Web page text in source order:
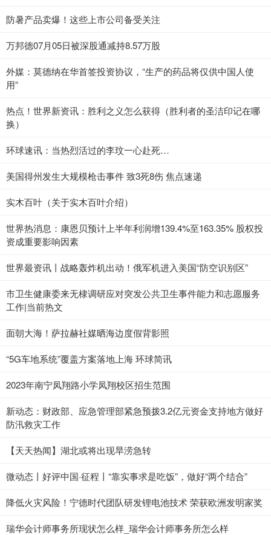
防暑产品卖爆！这些上市公司备受关注
万邦德07月05日被深股通减持8.57万股
外媒：莫德纳在华首签投资协议，“生产的药品将仅供中国人使
用”
热点！世界新资讯：胜利之义怎么获得（胜利者的圣洁印记在哪
换）
环球速讯：当热烈活过的李玟一心赴死…
美国得州发生大规模枪击事件 致3死8伤 焦点速递
实木百叶（关于实木百叶介绍）
世界热消息：康恩贝预计上半年利润增139.4%至163.35% 股权投
资成重要影响因素
世界最资讯丨战略轰炸机出动！俄军机进入美国“防空识别区”
市卫生健康委来无棣调研应对突发公共卫生事件能力和志愿服务
工作|当前热文
面朝大海！萨拉赫社媒晒海边度假背影照
“5G车地系统”覆盖方案落地上海 环球简讯
2023年南宁凤翔路小学凤翔校区招生范围
新动态：财政部、应急管理部紧急预拨3.2亿元资金支持地方做好
防汛救灾工作
【天天热闻】湖北或将出现旱涝急转
微动态丨好评中国·征程丨“靠实事求是吃饭”，做好“两个结合”
降低火灾风险！宁德时代团队研发锂电池技术 荣获欧洲发明家奖
瑞华会计师事务所现状怎么样_瑞华会计师事务所怎么样